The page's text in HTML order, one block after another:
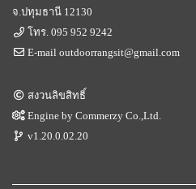
จ.ปทุมธานี 12130
โทร.095 952 9242
E-mailoutdoorrangsit@gmail.com
สงวนลิขสิทธิ์
Engine byCommerzy Co.,Ltd.
v1.20.0.02.20